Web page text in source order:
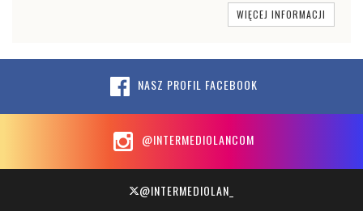
WIĘCEJ INFORMACJI
NASZ PROFIL FACEBOOK
@INTERMEDIOLANCOM
@INTERMEDIOLAN_